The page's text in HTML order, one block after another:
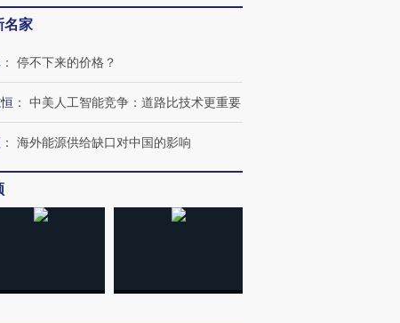
名家
： 停不下来的价格？
： 中美人工智能竞争：道路比技术更重要
： 海外能源供给缺口对中国的影响